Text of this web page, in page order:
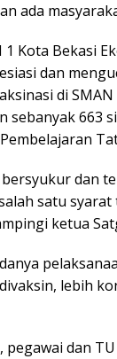
ada
Kota Bekasi
dan
di
sebanyak 663
dan
satu
ketua
lebih
pegawai dan